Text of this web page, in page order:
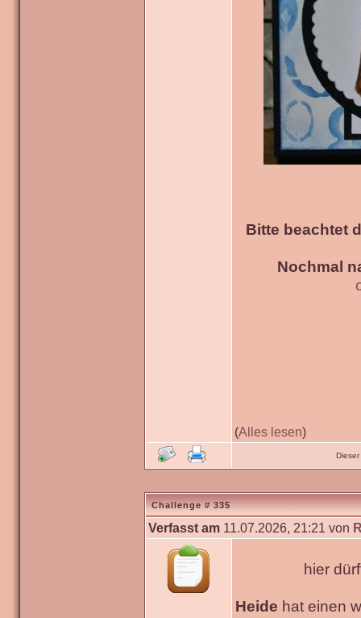
Bitte beachtet
Nochmal
(Alles lesen)
Challenge # 335
Verfasst am 11.07.2026, 21:21 von
hier
Heide hat einen